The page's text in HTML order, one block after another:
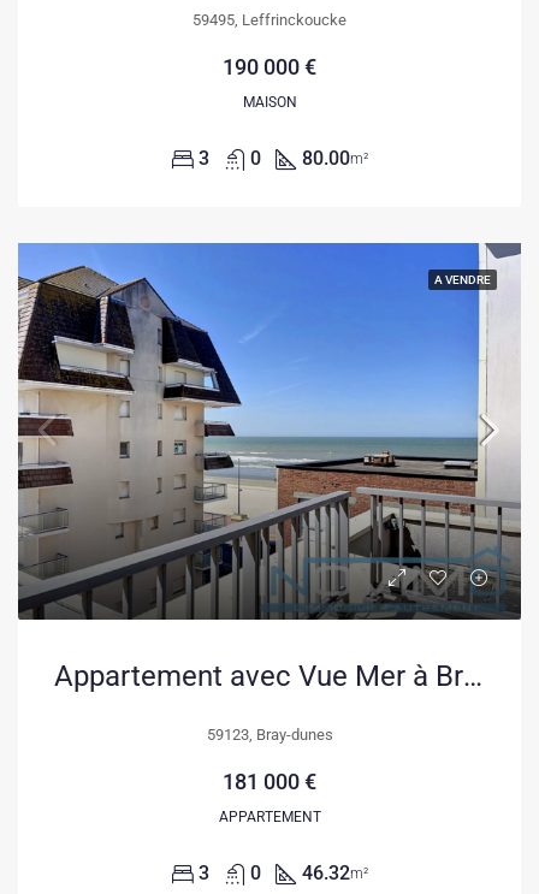
59495, Leffrinckoucke
190 000 €
MAISON
3 0 80.00m²
A VENDRE
Appartement avec Vue Mer à Bray-Dunes – 46 m² Meublé et Terrasse
59123, Bray-dunes
181 000 €
APPARTEMENT
3 0 46.32m²